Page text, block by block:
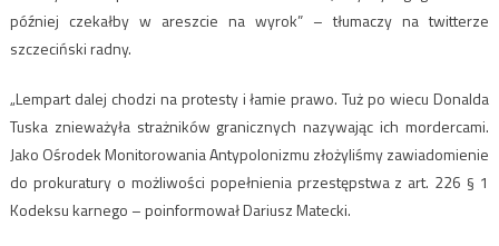
później czekałby w areszcie na wyrok” – tłumaczy na twitterze
szczeciński radny.
„Lempart dalej chodzi na protesty i łamie prawo. Tuż po wiecu Donalda
Tuska znieważyła strażników granicznych nazywając ich mordercami.
Jako Ośrodek Monitorowania Antypolonizmu złożyliśmy zawiadomienie
do prokuratury o możliwości popełnienia przestępstwa z art. 226 § 1
Kodeksu karnego – poinformował Dariusz Matecki.